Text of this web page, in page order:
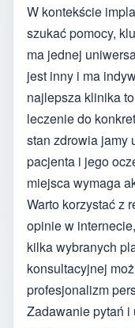
W kontekście
szukać pomocy,
ma jednej
jest inny i ma
najlepsza klinika
leczenie do
stan zdrowia jamy
pacjenta i jego
miejsca wymaga
Warto korzystać z
opinie w
kilka wybranych
konsultacyjnej
profesjonalizm
Zadawanie pytań